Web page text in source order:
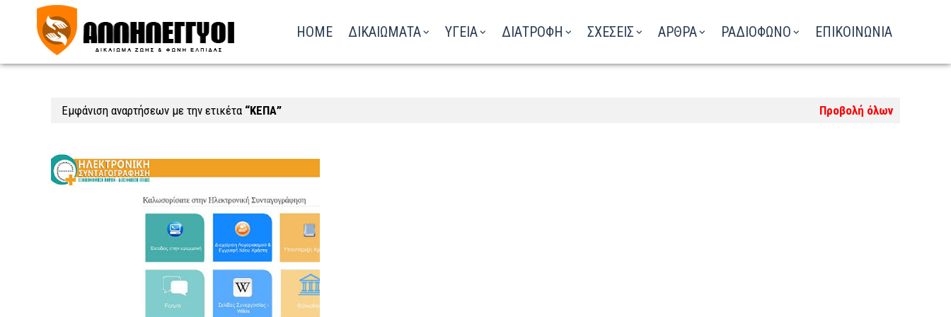
HOME ΔΙΚΑΙΩΜΑΤΑ ΥΓΕΙΑ ΔΙΑΤΡΟΦΗ ΣΧΕΣΕΙΣ ΑΡΘΡΑ ΡΑΔΙΟΦΩΝΟ ΕΠΙΚΟΙΝΩΝΙΑ
ΑΚΟΥΣΤΕ ΤΟ ΡΑΔΙΟΦΩΝΟ
Εμφάνιση αναρτήσεων με την ετικέτα ΚΕΠΑ Προβολή όλων